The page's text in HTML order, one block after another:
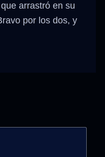
arrastró en su
por los dos, y